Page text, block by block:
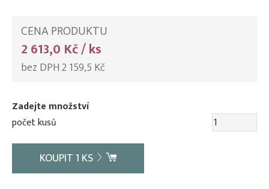
CENA PRODUKTU
2 613,0 Kč / ks
bez DPH 2 159,5 Kč
Zadejte množství
počet kusů
KOUPIT1 KS